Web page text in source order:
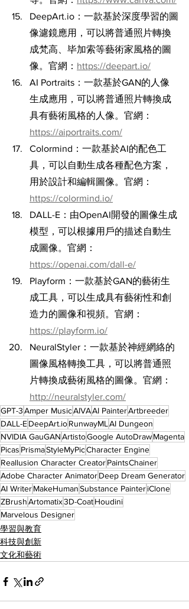
DeepArt.io：一款基於深度學習的圖
像濾鏡應用，可以將普通照片轉換
成梵高、毕加索等藝術家風格的圖
像。官網： https://deepart.io/
AI Portraits：一款基於GAN的人像
生成應用，可以將普通照片轉換成
具有藝術風格的人像。官網：
https://aiportraits.com/
Colormind：一款基於AI的配色工
具，可以自動生成各種配色方案，
用於設計和編輯圖像。官網：
https://colormind.io/
DALL-E：由OpenAI開發的圖像生成
模型，可以根據用戶的描述自動生
成圖像。官網：
https://openai.com/dall-e/
Playform：一款基於GAN的藝術生
成工具，可以生成具有藝術性和創
造力的圖像和視頻。官網：
https://playform.io/
NeuralStyler：一款基於神經網絡的
圖像風格轉換工具，可以將普通照
片轉換成藝術風格的圖像。官網：
http://neuralstyler.com/
GPT-3Amper MusicAIVAAI PainterArtbreeder
DALL-EDeepArt.ioRunwayML AI Dungeon
NVIDIA GauGANArtistoGoogle AutoDrawMagenta
Picas PrismaStyleMyPicCharacter Engine
Reallusion Character CreatorPaintsChainer
Adobe Character AnimatorDeep Dream Generator
AI WriterMakeHumanSubstance PainteriClone
ZBrushArtomatix3D-CoatHoudini
Marvelous Designer
學習與教育
科技與創新
文化和藝術